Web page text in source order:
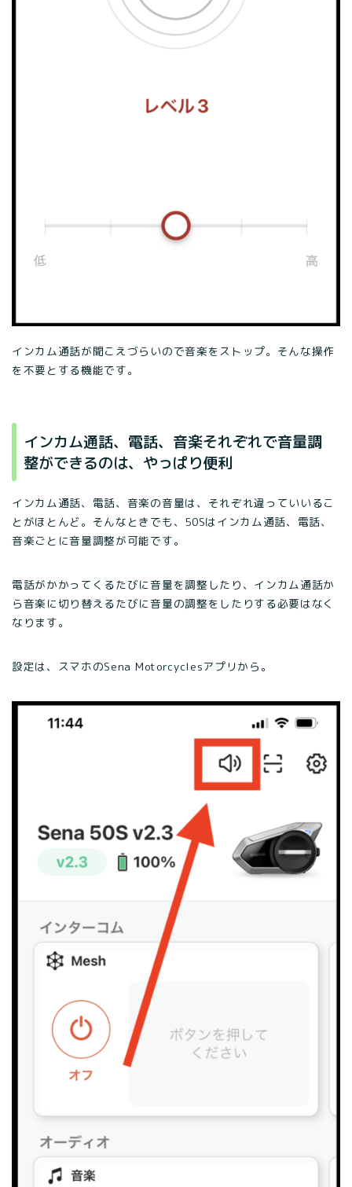
インカム通話が聞こえづらいので音楽をストップ。そんな操作
を不要とする機能です。
インカム通話、電話、音楽それぞれで音量調
整ができるのは、やっぱり便利
インカム通話、電話、音楽の音量は、それぞれ違っていいるこ
とがほとんど。そんなときでも、50Sはインカム通話、電話、
音楽ごとに音量調整が可能です。
電話がかかってくるたびに音量を調整したり、インカム通話か
ら音楽に切り替えるたびに音量の調整をしたりする必要はなく
なります。
設定は、スマホのSena Motorcyclesアプリから。